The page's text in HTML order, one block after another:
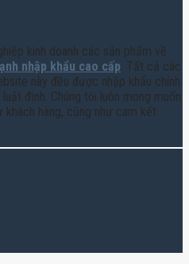
kinh doanh các sản phẩm về
nhập khẩu cao cấp. Tất cả các
này đều được nhập khẩu chính
định. Chúng tôi luôn mong muốn
hàng, cũng như cam kết